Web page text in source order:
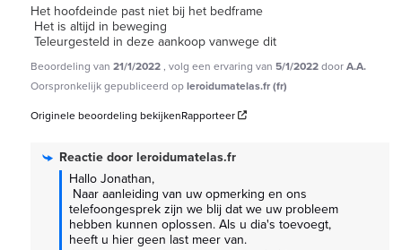
Het hoofdeinde past niet bij het bedframe
Teleurgesteld in deze aankoop vanwege dit
Beoordeling van 21/1/2022, volg een ervaring van 5/1/2022doorA.A.
Oorspronkelijk gepubliceerd opleroidumatelas.fr (fr)
Originele beoordeling bekijkenRapporteer
Reactie doorleroidumatelas.fr
Hallo Jonathan,
telefoongesprek zijn we blij dat we uw probleem
hebben kunnen oplossen. Als u dia's toevoegt,
heeft u hier geen last meer van.